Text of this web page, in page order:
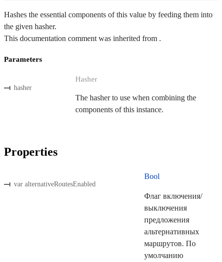
Hashes the essential components of this value by feeding them into
the given hasher.
This documentation comment was inherited from .
Parameters
hasher
Hasher
The hasher to use when combining the
components of this instance.
Properties
var alternativeRoutesEnabled
Bool
Флаг включения/
выключения
предложения
альтернативных
маршрутов. По
умолчанию